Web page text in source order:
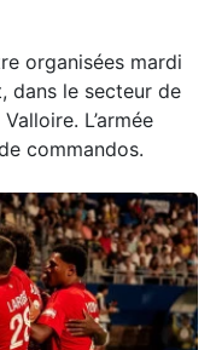
organisées mardi
dans le secteur de
L’armée
commandos.